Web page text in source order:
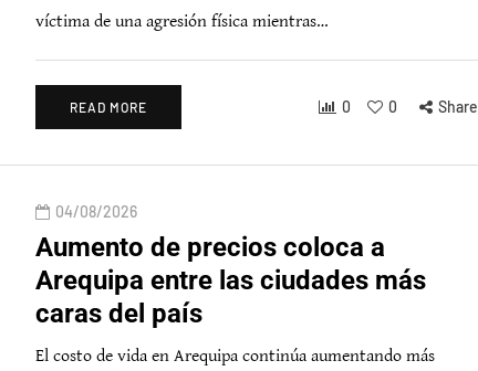
víctima de una agresión física mientras…
READ MORE 0 0 Share
04/08/2026
Aumento de precios coloca a
Arequipa entre las ciudades más
caras del país
El costo de vida en Arequipa continúa aumentando más